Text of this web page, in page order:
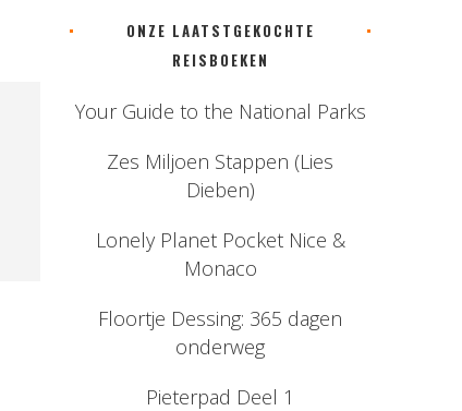
ONZE LAATSTGEKOCHTE
REISBOEKEN
Your Guide to the National Parks
Zes Miljoen Stappen (Lies
Dieben)
Lonely Planet Pocket Nice &
Monaco
Floortje Dessing: 365 dagen
onderweg
Pieterpad Deel 1